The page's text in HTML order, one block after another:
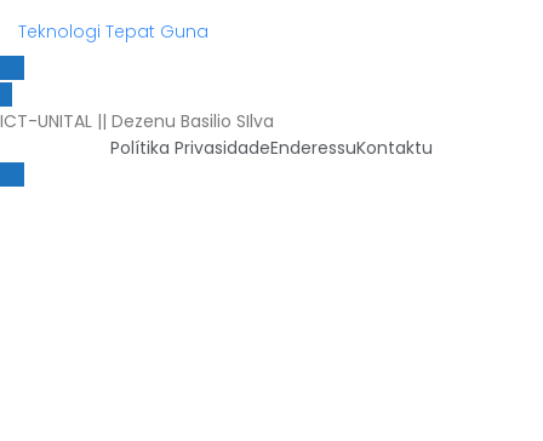
Teknologi Tepat Guna
ICT-UNITAL || Dezenu Basilio SIlva
Polítika PrivasidadeEnderessuKontaktu